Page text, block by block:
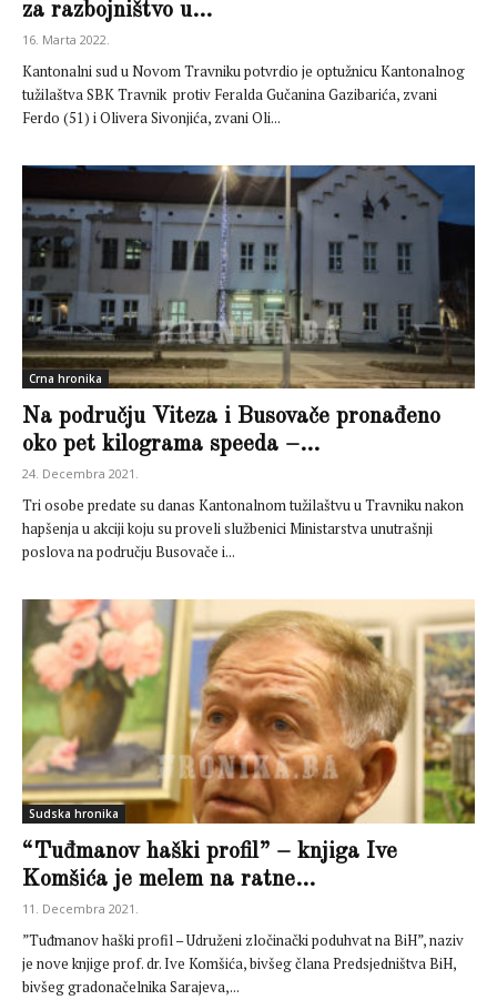
za razbojništvo u...
16. Marta 2022.
Kantonalni sud u Novom Travniku potvrdio je optužnicu Kantonalnog
tužilaštva SBK Travnik protiv Feralda Gučanina Gazibarića, zvani
Ferdo (51) i Olivera Sivonjića, zvani Oli...
Crna hronika
Na području Viteza i Busovače pronađeno
oko pet kilograma speeda –...
24. Decembra 2021.
Tri osobe predate su danas Kantonalnom tužilaštvu u Travniku nakon
hapšenja u akciji koju su proveli službenici Ministarstva unutrašnji
poslova na području Busovače i...
Sudska hronika
“Tuđmanov haški profil” – knjiga Ive
Komšića je melem na ratne...
11. Decembra 2021.
”Tuđmanov haški profil – Udruženi zločinački poduhvat na BiH”, naziv
je nove knjige prof. dr. Ive Komšića, bivšeg člana Predsjedništva BiH,
bivšeg gradonačelnika Sarajeva,...